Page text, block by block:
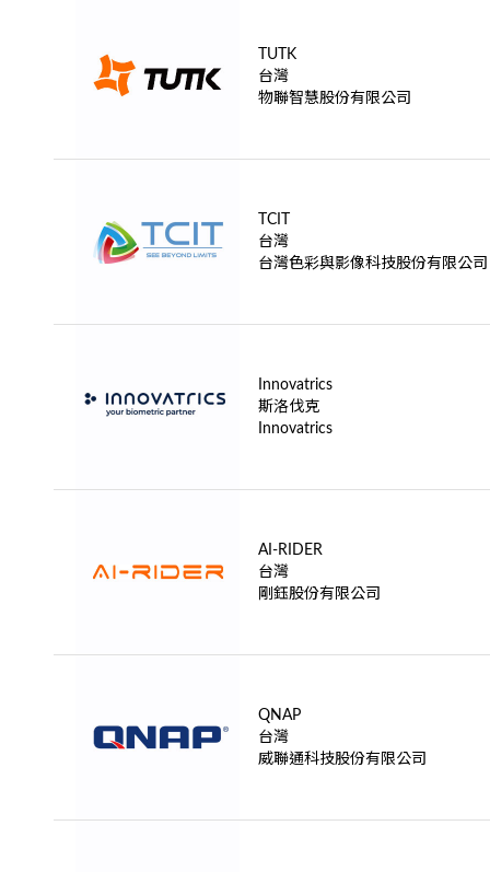
TUTK
台灣
物聯智慧股份有限公司
TCIT
台灣
台灣色彩與影像科技股份有限公司
Innovatrics
斯洛伐克
Innovatrics
AI-RIDER
台灣
剛鈺股份有限公司
QNAP
台灣
威聯通科技股份有限公司